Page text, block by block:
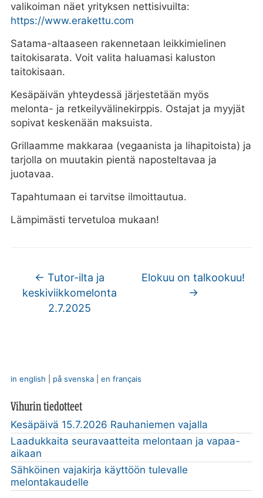
valikoiman näet yrityksen nettisivuilta:
https://www.erakettu.com
Satama-altaaseen rakennetaan leikkimielinen
taitokisarata. Voit valita haluamasi kaluston
taitokisaan.
Kesäpäivän yhteydessä järjestetään myös
melonta- ja retkeilyvälinekirppis. Ostajat ja myyjät
sopivat keskenään maksuista.
Grillaamme makkaraa (vegaanista ja lihapitoista) ja
tarjolla on muutakin pientä naposteltavaa ja
juotavaa.
Tapahtumaan ei tarvitse ilmoittautua.
Lämpimästi tervetuloa mukaan!
← Tutor-ilta ja
keskiviikkomelonta
2.7.2025
Elokuu on talkookuu!
→
in english på svenska| en français
Vihurin tiedotteet
Kesäpäivä 15.7.2026 Rauhaniemen vajalla
Laadukkaita seuravaatteita melontaan ja vapaa-
aikaan
Sähköinen vajakirja käyttöön tulevalle
melontakaudelle